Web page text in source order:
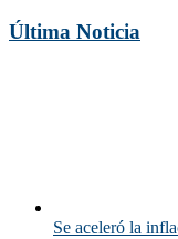
Última Noticia
Se aceleró la